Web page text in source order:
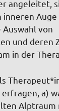
angeleitet,
Auge
von
und deren
in der
a)
Alptraum